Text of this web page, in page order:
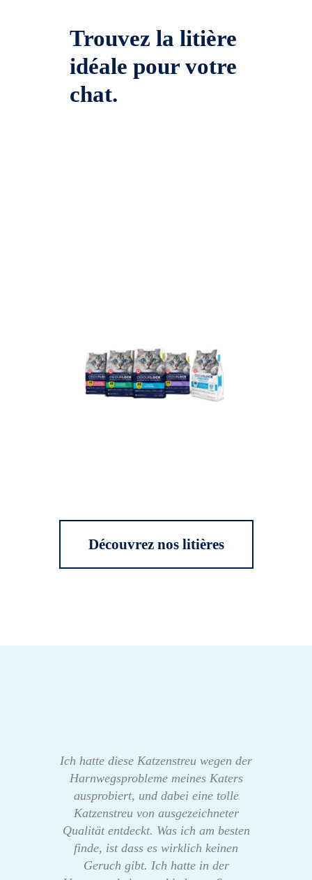
Trouvez la litière
idéale pour votre
chat.
Découvrez nos litières
Ich hatte diese Katzenstreu wegen der
Harnwegsprobleme meines Katers
ausprobiert, und dabei eine tolle
Katzenstreu von ausgezeichneter
Qualität entdeckt. Was ich am besten
finde, ist dass es wirklich keinen
Geruch gibt. Ich hatte in der